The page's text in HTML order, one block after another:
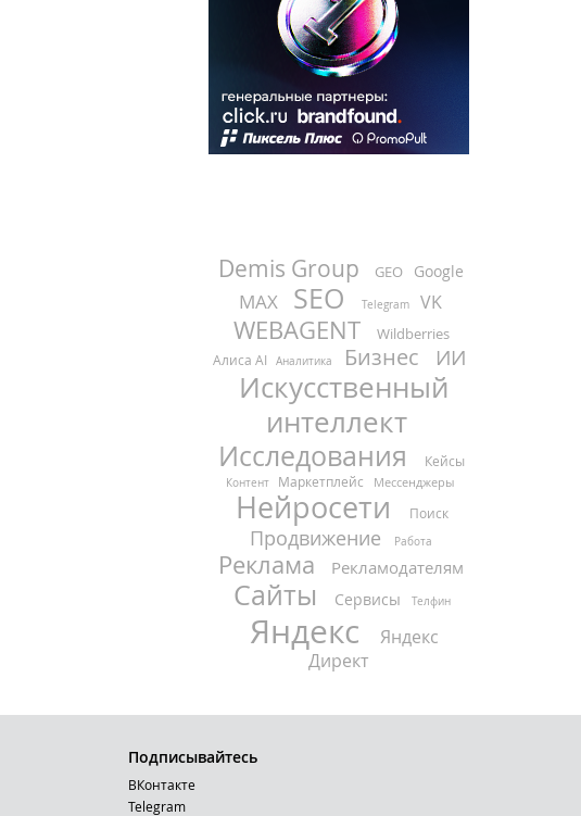
Demis Group GEO Google
MAX SEO Telegram VK
WEBAGENT Wildberries
Алиса AI Аналитика Бизнес ИИ
Искусственный
интеллект
Исследования Кейсы
Контент Маркетплейс Мессенджеры
Нейросети Поиск
Продвижение Работа
Реклама Рекламодателям
Сайты Сервисы Телфин
Яндекс
Яндекс
Директ
Подписывайтесь
ВКонтакте
Telegram